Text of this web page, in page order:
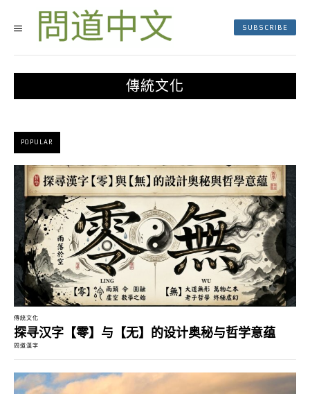
SUBSCRIBE
傳統文化
POPULAR
傳統文化
探寻汉字【零】与【无】的设计奥秘与哲学意蕴
問道漢字